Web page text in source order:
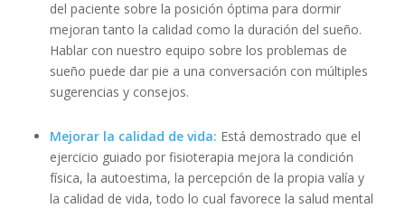
del paciente sobre la posición óptima para dormir
mejoran tanto la calidad como la duración del sueño.
Hablar con nuestro equipo sobre los problemas de
sueño puede dar pie a una conversación con múltiples
sugerencias y consejos.
Mejorar la calidad de vida: Está demostrado que el
ejercicio guiado por fisioterapia mejora la condición
física, la autoestima, la percepción de la propia valía y
la calidad de vida, todo lo cual favorece la salud mental